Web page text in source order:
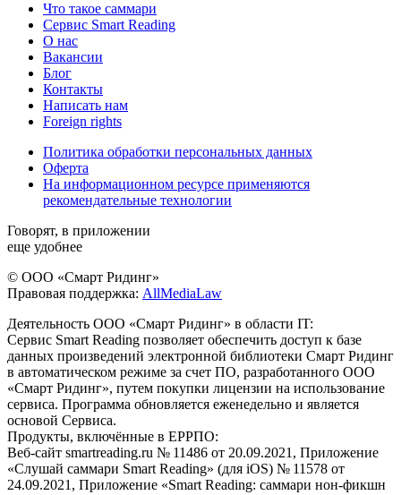
Что такое саммари
Сервис Smart Reading
О нас
Вакансии
Блог
Контакты
Написать нам
Foreign rights
Политика обработки персональных данных
Оферта
На информационном ресурсе применяются
рекомендательные технологии
Говорят, в приложении
еще удобнее
© ООО «Смарт Ридинг»
Правовая поддержка: AllMediaLaw
Деятельность ООО «Смарт Ридинг» в области IT:
Сервис Smart Reading позволяет обеспечить доступ к базе
данных произведений электронной библиотеки Смарт Ридинг
в автоматическом режиме за счет ПО, разработанного ООО
«Смарт Ридинг», путем покупки лицензии на использование
сервиса. Программа обновляется еженедельно и является
основой Сервиса.
Продукты, включённые в ЕРРПО:
Веб-сайт smartreading.ru № 11486 от 20.09.2021, Приложение
«Слушай саммари Smart Reading» (для iOS) № 11578 от
24.09.2021, Приложение «Smart Reading: саммари нон-фикшн